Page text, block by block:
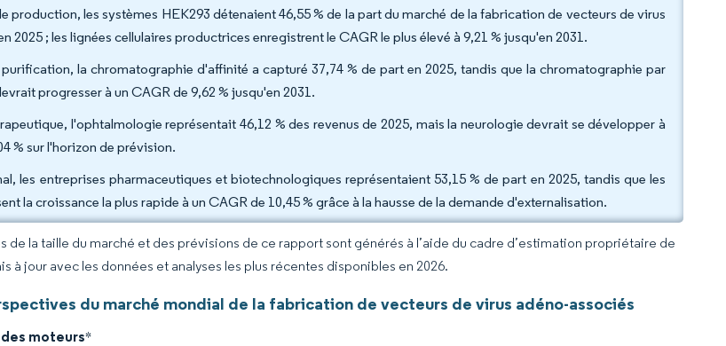
production, les systèmes HEK293 détenaient 46,55 % de la part du marché de la fabrication de vecteurs de virus
2025 ; les lignées cellulaires productrices enregistrent le CAGR le plus élevé à 9,21 % jusqu'en 2031.
la chromatographie d'affinité a capturé 37,74 % de part en 2025, tandis que la chromatographie par
progresser à un CAGR de 9,62 % jusqu'en 2031.
l'ophtalmologie représentait 46,12 % des revenus de 2025, mais la neurologie devrait se développer à
% sur l'horizon de prévision.
les entreprises pharmaceutiques et biotechnologiques représentaient 53,15 % de part en 2025, tandis que les
la croissance la plus rapide à un CAGR de 10,45 % grâce à la hausse de la demande d'externalisation.
de la taille du marché et des prévisions de ce rapport sont générés à l’aide du cadre d’estimation propriétaire de
à jour avec les données et analyses les plus récentes disponibles en 2026.
du marché mondial de la fabrication de vecteurs de virus adéno-associés
moteurs*